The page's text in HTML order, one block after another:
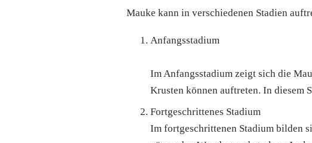
Mauke kann in verschiedenen Stadien
Anfangsstadium
Im Anfangsstadium zeigt sich die
Krusten können auftreten. In diesem
Fortgeschrittenes Stadium
Im fortgeschrittenen Stadium bilden